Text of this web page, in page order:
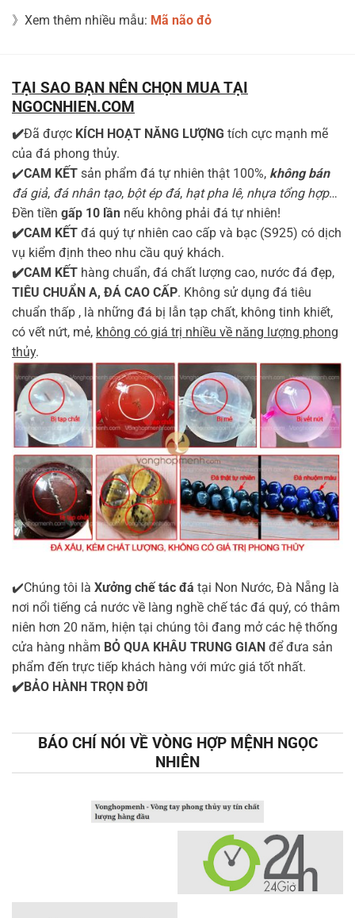
790.000₫.
》Xem thêm nhiều mẫu: Mã não đỏ
TẠI SAO BẠN NÊN CHỌN MUA TẠI
NGOCNHIEN.COM
✔️Đã được KÍCH HOẠT NĂNG LƯỢNG tích cực mạnh mẽ
của đá phong thủy.
✔️CAM KẾT sản phẩm đá tự nhiên thật 100%, không bán
đá giả, đá nhân tạo, bột ép đá, hạt pha lê, nhựa tổng hợp…
Đền tiền gấp 10 lần nếu không phải đá tự nhiên!
✔️CAM KẾT đá quý tự nhiên cao cấp và bạc (S925) có dịch
vụ kiểm định theo nhu cầu quý khách.
✔️CAM KẾT hàng chuẩn, đá chất lượng cao, nước đá đẹp,
TIÊU CHUẨN A, ĐÁ CAO CẤP. Không sử dụng đá tiêu
chuẩn thấp , là những đá bị lẫn tạp chất, không tinh khiết,
có vết nứt, mẻ, không có giá trị nhiều về năng lượng phong
thủy.
✔️Chúng tôi là Xưởng chế tác đá tại Non Nước, Đà Nẵng là
nơi nổi tiếng cả nước về làng nghề chế tác đá quý, có thâm
niên hơn 20 năm, hiện tại chúng tôi đang mở các hệ thống
cửa hàng nhằm BỎ QUA KHÂU TRUNG GIAN để đưa sản
phẩm đến trực tiếp khách hàng với mức giá tốt nhất.
✔️BẢO HÀNH TRỌN ĐỜI
BÁO CHÍ NÓI VỀ VÒNG HỢP MỆNH NGỌC
NHIÊN